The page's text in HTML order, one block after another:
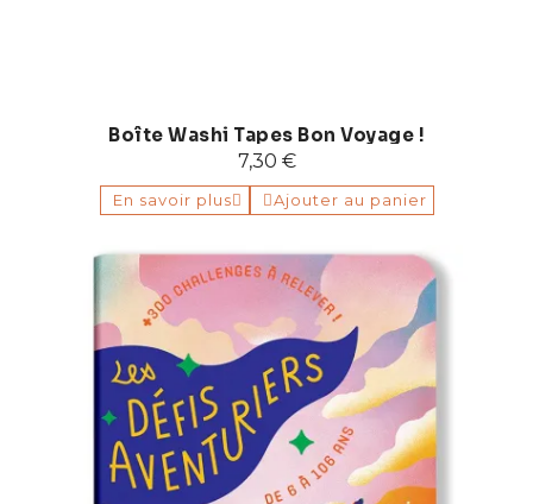
Boîte Washi Tapes Bon Voyage !
7,30 €
En savoir plus Ajouter au panier